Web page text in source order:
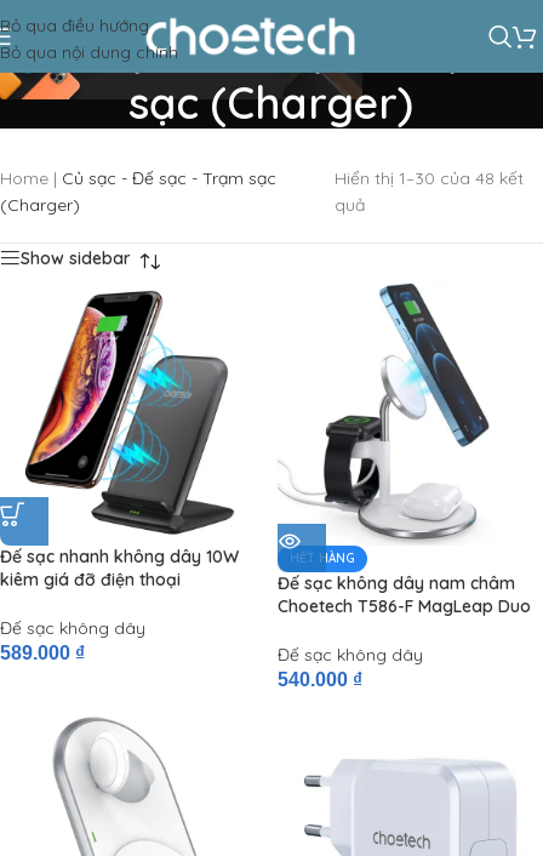
Bỏ qua điều hướng
Bỏ qua nội dung chính
Củ sạc - Đế sạc - Trạm
sạc (Charger)
Home | Củ sạc - Đế sạc - Trạm sạc
(Charger)
Hiển thị 1–30 của 48 kết
quả
Show sidebar
Đế sạc nhanh không dây 10W
kiêm giá đỡ điện thoại
Wireless Charging Stand (2Coils)
Đế sạc không dây
589.000 ₫
HẾT HÀNG
Đế sạc không dây nam châm
Choetech T586-F MagLeap Duo
(iPhone + Airpod Charger, Apple
Watch charge Holder)
Đế sạc không dây
540.000 ₫